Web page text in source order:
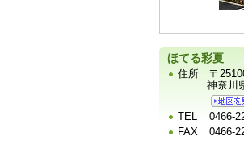
ほてる彩夏
住所
〒
神奈川
TEL
0466-
FAX
0466-